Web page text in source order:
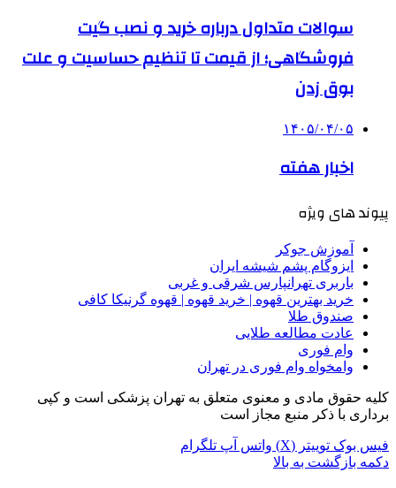
سوالات متداول درباره خرید و نصب گیت
فروشگاهی؛ از قیمت تا تنظیم حساسیت و علت
بوق زدن
۱۴۰۵/۰۴/۰۵
اخبار هفته
پیوند های ویژه
آموزش جوکر
ایزوگام پشم شیشه ایران
باربری تهرانپارس شرقی و غربی
خرید بهترین قهوه | خرید قهوه | قهوه گرنیکا کافی
صندوق طلا
عادت مطالعه طلایی
وام فوری
وامخواه وام فوری در تهران
کلیه حقوق مادی و معنوی متعلق به تهران پزشکی است و کپی
برداری با ذکر منبع مجاز است
فیس بوک توییتر (X) واتس آپ تلگرام
دکمه بازگشت به بالا